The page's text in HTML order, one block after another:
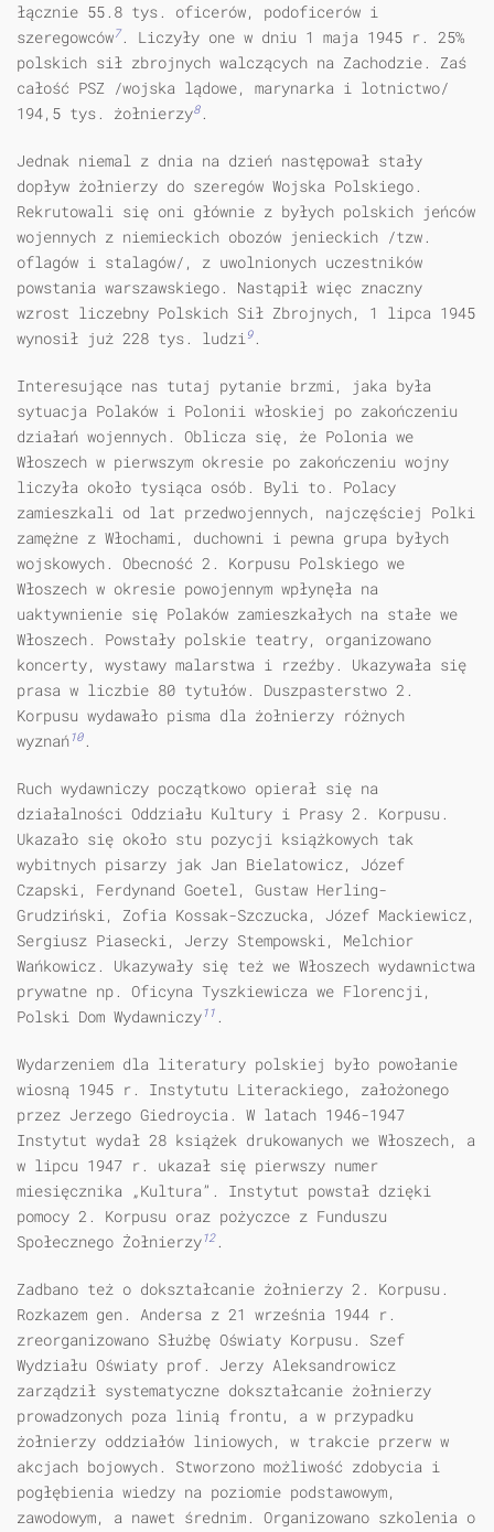
łącznie 55.8 tys. oficerów, podoficerów i
szeregowców7. Liczyły one w dniu 1 maja 1945 r. 25%
polskich sił zbrojnych walczących na Zachodzie. Zaś
całość PSZ /wojska lądowe, marynarka i lotnictwo/
194,5 tys. żołnierzy8.
Jednak niemal z dnia na dzień następował stały
dopływ żołnierzy do szeregów Wojska Polskiego.
Rekrutowali się oni głównie z byłych polskich jeńców
wojennych z niemieckich obozów jenieckich /tzw.
oflagów i stalagów/, z uwolnionych uczestników
powstania warszawskiego. Nastąpił więc znaczny
wzrost liczebny Polskich Sił Zbrojnych, 1 lipca 1945
wynosił już 228 tys. ludzi9.
Interesujące nas tutaj pytanie brzmi, jaka była
sytuacja Polaków i Polonii włoskiej po zakończeniu
działań wojennych. Oblicza się, że Polonia we
Włoszech w pierwszym okresie po zakończeniu wojny
liczyła około tysiąca osób. Byli to. Polacy
zamieszkali od lat przedwojennych, najczęściej Polki
zamężne z Włochami, duchowni i pewna grupa byłych
wojskowych. Obec­ność 2. Korpusu Polskiego we
Włoszech w okresie powojennym wpłynęła na
uaktywnienie się Polaków zamieszkałych na stałe we
Włoszech. Powstały polskie teatry, organizowano
koncerty, wystawy malarstwa i rzeźby. Ukazywała się
prasa w liczbie 80 tytułów. Duszpasterstwo 2.
Korpusu wydawało pisma dla żołnierzy różnych
wyznań10.
Ruch wydawniczy początkowo opierał się na
działalności Oddziału Kultury i Prasy 2. Korpusu.
Ukazało się około stu pozycji książkowych tak
wybitnych pisarzy jak Jan Bielatowicz, Józef
Czapski, Ferdynand Goetel, Gustaw Herling-
Grudziński, Zofia Kossak-Szczucka, Józef Mackiewicz,
Sergiusz Piasecki, Jerzy Stempowski, Melchior
Wańkowicz. Ukazywały się też we Włoszech wydawnictwa
prywatne np. Oficyna Tyszkiewicza we Florencji,
Polski Dom Wydawniczy11 .
Wydarzeniem dla literatury polskiej było powołanie
wiosną 1945 r. Insty­tutu Literackiego, założonego
przez Jerzego Giedroycia. W latach 1946-1947
Instytut wydał 28 książek drukowanych we Włoszech, a
w lipcu 1947 r. ukazał się pierwszy numer
miesięcznika „Kultura”. Instytut powstał dzięki
pomocy 2. Korpusu oraz pożyczce z Funduszu
Społecznego Żołnierzy12.
Zadbano też o dokształcanie żołnierzy 2. Korpusu.
Rozkazem gen. Andersa z 21 września 1944 r.
zreorganizowano Służbę Oświaty Korpusu. Szef
Wydziału Oświaty prof. Jerzy Aleksandrowicz
zarządził systematyczne dokształcanie żołnierzy
prowadzonych poza linią frontu, a w przypadku
żołnierzy oddziałów liniowych, w trakcie przerw w
akcjach bojowych. Stworzono możliwość zdobycia i
pogłębienia wiedzy na poziomie podstawowym,
zawodowym, a nawet średnim. Organizowano szkolenia o